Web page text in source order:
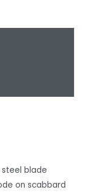
blade
on scabbard